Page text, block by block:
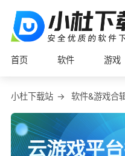
首页 软件 游戏
小杜下载站 → 软件&游戏合
云游戏平